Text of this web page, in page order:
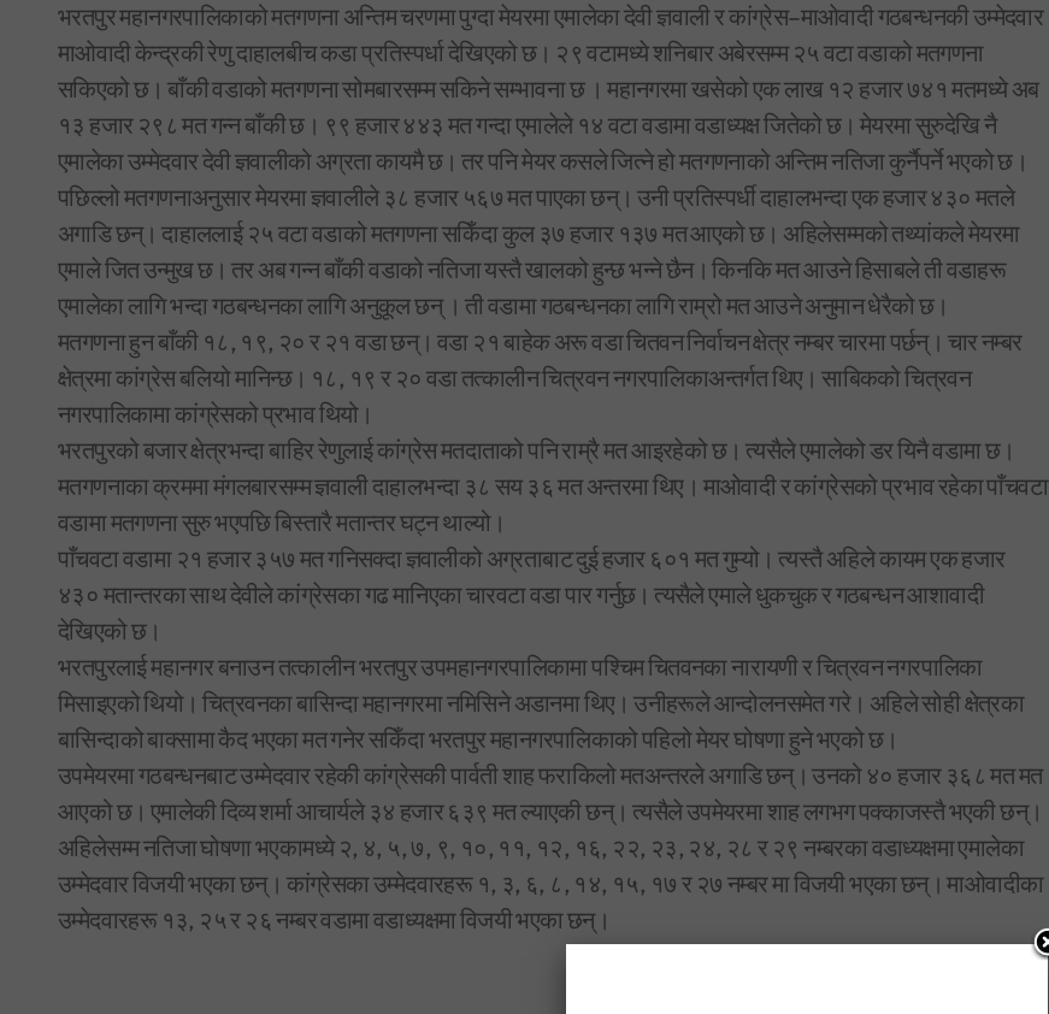
भरतपुर महानगरपालिकाको मतगणना अन्तिम चरणमा पुग्दा मेयरमा एमालेका देवी ज्ञवाली र कांग्रेस–माओवादी गठबन्धनकी उम्मेदवार
माओवादी केन्द्रकी रेणु दाहालबीच कडा प्रतिस्पर्धा देखिएको छ। २९ वटामध्ये शनिबार अबेरसम्म २५ वटा वडाको मतगणना
सकिएको छ। बाँकी वडाको मतगणना सोमबारसम्म सकिने सम्भावना छ । महानगरमा खसेको एक लाख १२ हजार ७४१ मतमध्ये अब
१३ हजार २९८ मत गन्न बाँकी छ। ९९ हजार ४४३ मत गन्दा एमालेले १४ वटा वडामा वडाध्यक्ष जितेको छ। मेयरमा सुरुदेखि नै
एमालेका उम्मेदवार देवी ज्ञवालीको अग्रता कायमै छ। तर पनि मेयर कसले जित्ने हो मतगणनाको अन्तिम नतिजा कुर्नैपर्ने भएको छ।
पछिल्लो मतगणनाअनुसार मेयरमा ज्ञवालीले ३८ हजार ५६७ मत पाएका छन्। उनी प्रतिस्पर्धी दाहालभन्दा एक हजार ४३० मतले
अगाडि छन्। दाहाललाई २५ वटा वडाको मतगणना सकिँदा कुल ३७ हजार १३७ मत आएको छ। अहिलेसम्मको तथ्यांकले मेयरमा
एमाले जित उन्मुख छ। तर अब गन्न बाँकी वडाको नतिजा यस्तै खालको हुन्छ भन्ने छैन। किनकि मत आउने हिसाबले ती वडाहरू
एमालेका लागि भन्दा गठबन्धनका लागि अनुकूल छन् । ती वडामा गठबन्धनका लागि राम्रो मत आउने अनुमान धेरैको छ।
मतगणना हुन बाँकी १८, १९, २० र २१ वडा छन्। वडा २१ बाहेक अरू वडा चितवन निर्वाचन क्षेत्र नम्बर चारमा पर्छन्। चार नम्बर
क्षेत्रमा कांग्रेस बलियो मानिन्छ। १८, १९ र २० वडा तत्कालीन चित्रवन नगरपालिकाअन्तर्गत थिए। साबिकको चित्रवन
नगरपालिकामा कांग्रेसको प्रभाव थियो।
भरतपुरको बजार क्षेत्रभन्दा बाहिर रेणुलाई कांग्रेस मतदाताको पनि राम्रै मत आइरहेको छ। त्यसैले एमालेको डर यिनै वडामा छ।
मतगणनाका क्रममा मंगलबारसम्म ज्ञवाली दाहालभन्दा ३८ सय ३६ मत अन्तरमा थिए। माओवादी र कांग्रेसको प्रभाव रहेका पाँचवटा
वडामा मतगणना सुरु भएपछि बिस्तारै मतान्तर घट्न थाल्यो।
पाँचवटा वडामा २१ हजार ३५७ मत गनिसक्दा ज्ञवालीको अग्रताबाट दुई हजार ६०१ मत गुम्यो। त्यस्तै अहिले कायम एक हजार
४३० मतान्तरका साथ देवीले कांग्रेसका गढ मानिएका चारवटा वडा पार गर्नुछ। त्यसैले एमाले धुकचुक र गठबन्धन आशावादी
देखिएको छ।
भरतपुरलाई महानगर बनाउन तत्कालीन भरतपुर उपमहानगरपालिकामा पश्चिम चितवनका नारायणी र चित्रवन नगरपालिका
मिसाइएको थियो। चित्रवनका बासिन्दा महानगरमा नमिसिने अडानमा थिए। उनीहरूले आन्दोलनसमेत गरे। अहिले सोही क्षेत्रका
बासिन्दाको बाक्सामा कैद भएका मत गनेर सकिँदा भरतपुर महानगरपालिकाको पहिलो मेयर घोषणा हुने भएको छ।
उपमेयरमा गठबन्धनबाट उम्मेदवार रहेकी कांग्रेसकी पार्वती शाह फराकिलो मतअन्तरले अगाडि छन्। उनको ४० हजार ३६८ मत मत
आएको छ। एमालेकी दिव्य शर्मा आचार्यले ३४ हजार ६३९ मत ल्याएकी छन्। त्यसैले उपमेयरमा शाह लगभग पक्काजस्तै भएकी छन्।
अहिलेसम्म नतिजा घोषणा भएकामध्ये २, ४, ५, ७, ९, १०, ११, १२, १६, २२, २३, २४, २८ र २९ नम्बरका वडाध्यक्षमा एमालेका
उम्मेदवार विजयी भएका छन्। कांग्रेसका उम्मेदवारहरू १, ३, ६, ८, १४, १५, १७ र २७ नम्बर मा विजयी भएका छन्। माओवादीका
उम्मेदवारहरू १३, २५ र २६ नम्बर वडामा वडाध्यक्षमा विजयी भएका छन्।